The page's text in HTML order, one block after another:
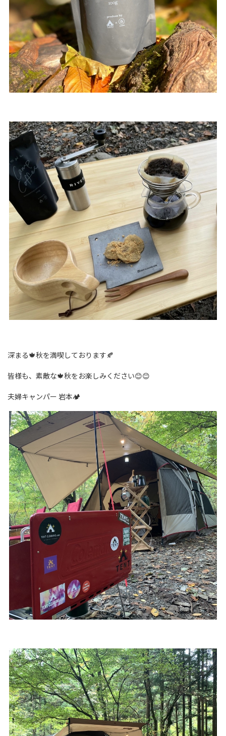
深まる🍁秋を満喫しております🍂
皆様も、素敵な🍁秋をお楽しみください😊😊
夫婦キャンパー 岩本🏕